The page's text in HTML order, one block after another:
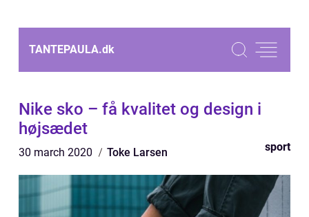
TANTEPAULA.dk
Nike sko – få kvalitet og design i
højsædet
30 march 2020 Toke Larsen sport